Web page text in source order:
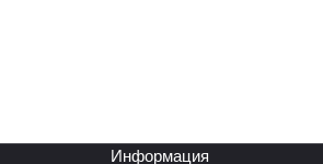
Информация